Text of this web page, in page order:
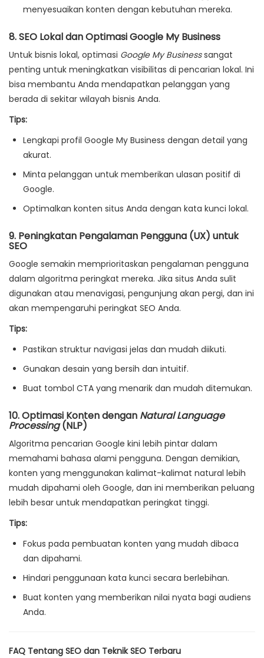
menyesuaikan konten dengan kebutuhan mereka.
8.SEO Lokal dan Optimasi Google My Business
Untuk bisnis lokal, optimasi Google My Businesssangat
penting untuk meningkatkan visibilitas di pencarian lokal. Ini
bisa membantu Anda mendapatkan pelanggan yang
berada di sekitar wilayah bisnis Anda.
Tips:
Lengkapi profil Google My Business dengan detail yang
akurat.
Minta pelanggan untuk memberikan ulasan positif di
Google.
Optimalkan konten situs Anda dengan kata kunci lokal.
9. Peningkatan Pengalaman Pengguna (UX) untuk
SEO
Google semakin memprioritaskan pengalaman pengguna
dalam algoritma peringkat mereka. Jika situs Anda sulit
digunakan atau menavigasi, pengunjung akan pergi, dan ini
akan mempengaruhi peringkat SEO Anda.
Tips:
Pastikan struktur navigasi jelas dan mudah diikuti.
Gunakan desain yang bersih dan intuitif.
Buat tombol CTA yang menarik dan mudah ditemukan.
10.Optimasi Konten dengan Natural Language
Processing(NLP)
Algoritma pencarian Google kini lebih pintar dalam
memahami bahasa alami pengguna. Dengan demikian,
konten yang menggunakan kalimat-kalimat natural lebih
mudah dipahami oleh Google, dan ini memberikan peluang
lebih besar untuk mendapatkan peringkat tinggi.
Tips:
Fokus pada pembuatan konten yang mudah dibaca
dan dipahami.
Hindari penggunaan kata kunci secara berlebihan.
Buat konten yang memberikan nilai nyata bagi audiens
Anda.
FAQ Tentang SEO dan Teknik SEO Terbaru